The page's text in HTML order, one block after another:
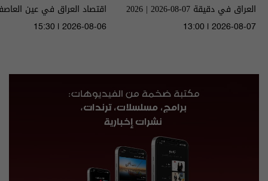
العراق في دقيقة 07-08-2026 | 2026
13:00 | 2026-08-07 م٥ - الحلقة ٨ | الموسم ٥
15:30 | 2026-08-06